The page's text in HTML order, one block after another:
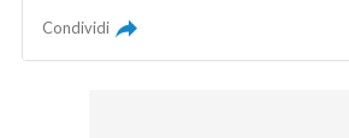
Condividi